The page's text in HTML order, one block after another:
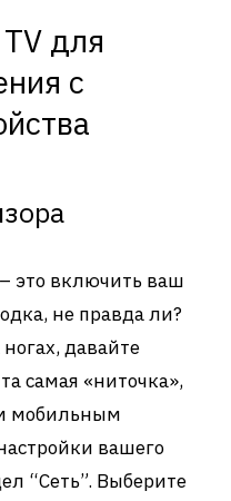
для
с
это включить ваш
не правда ли?
давайте
самая «ниточка»,
мобильным
вашего
“Сеть”. Выберите